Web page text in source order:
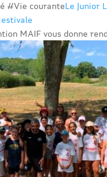
#Vie couranteLe Junior
MAIF vous donne